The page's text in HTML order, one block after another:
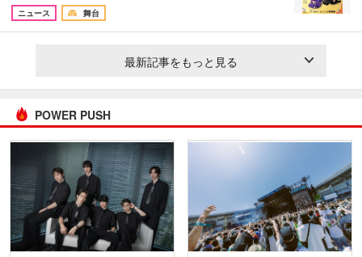
ニュース
舞台
最新記事をもっと見る
POWER PUSH